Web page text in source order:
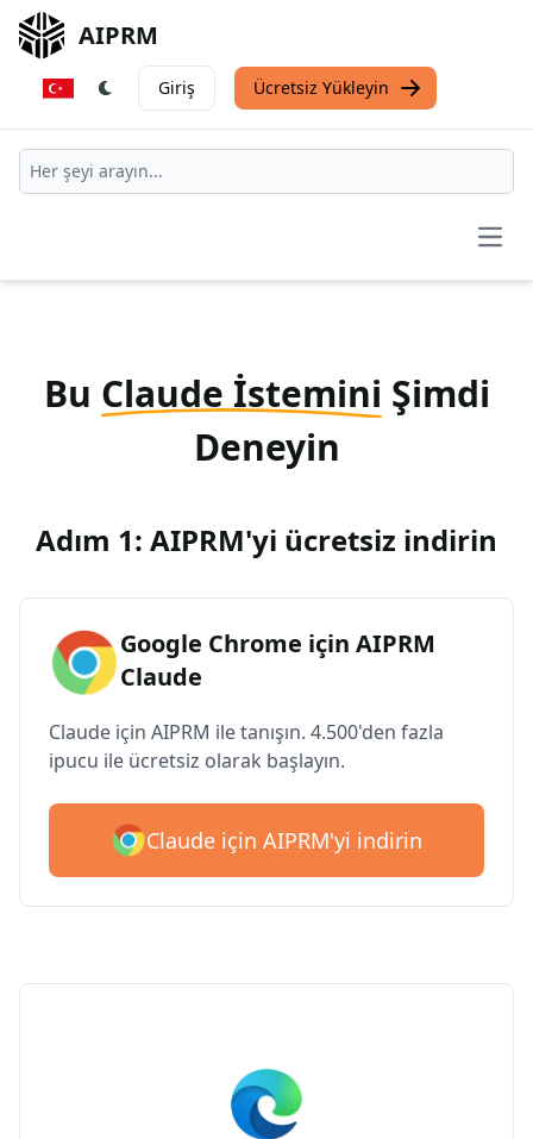
AIPRM
Giriş Ücretsiz Yükleyin
Bu Claude İstemini Şimdi
Deneyin
Adım 1: AIPRM'yi ücretsiz indirin
Google Chrome için AIPRM
Claude
Claude için AIPRM ile tanışın. 4.500'den fazla
ipucu ile ücretsiz olarak başlayın.
Claude için AIPRM'yi indirin